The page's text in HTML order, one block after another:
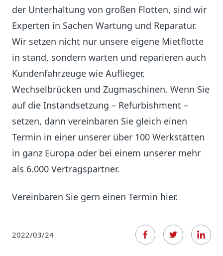
der Unterhaltung von großen Flotten, sind wir
Experten in Sachen Wartung und Reparatur.
Wir setzen nicht nur unsere eigene Mietflotte
in stand, sondern warten und reparieren auch
Kundenfahrzeuge wie Auflieger,
Wechselbrücken und Zugmaschinen. Wenn Sie
auf die Instandsetzung – Refurbishment –
setzen, dann vereinbaren Sie gleich einen
Termin in einer unserer über 100 Werkstätten
in ganz Europa oder bei einem unserer mehr
als 6.000 Vertragspartner.
Vereinbaren Sie gern einen Termin hier.
2022/03/24